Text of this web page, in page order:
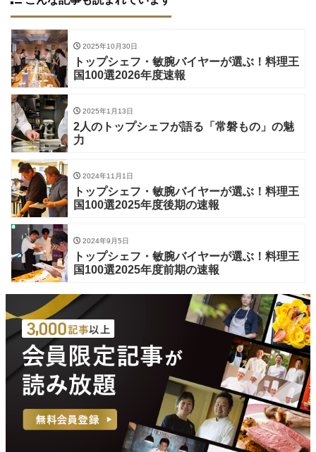
2025年10月30日
トップシェフ・敏腕バイヤーが選ぶ！料理王
国100選2026年度速報
2025年1月13日
2人のトップシェフが語る「常磐もの」の魅
力
2024年11月1日
トップシェフ・敏腕バイヤーが選ぶ！料理王
国100選2025年度後期の速報
2024年9月5日
トップシェフ・敏腕バイヤーが選ぶ！料理王
国100選2025年度前期の速報